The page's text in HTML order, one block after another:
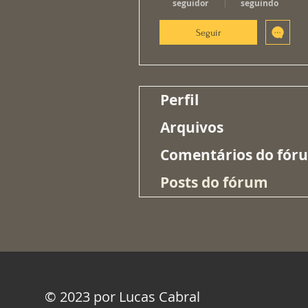
seguidor seguindo
Seguir
Perfil
Arquivos
Comentários do
Posts do fórum
© 2023 por Lucas Cabral